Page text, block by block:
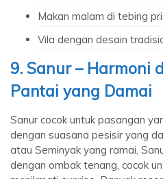
Makan malam di tebing
Vila dengan desain
9. Sanur – Harmoni
Pantai yang Damai
Sanur cocok untuk pasangan
dengan suasana pesisir yang
atau Seminyak yang ramai,
dengan ombak tenang, cocok